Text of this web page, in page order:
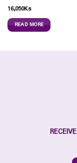
16,050Ks
READ MORE